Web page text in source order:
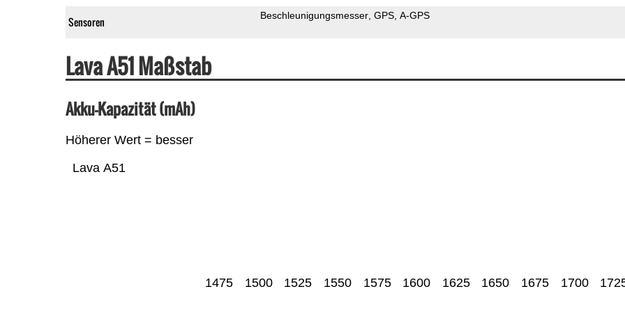
Sensoren Beschleunigungsmesser GPS A-GPS
Lava A51 Maßstab
Akku-Kapazität (mAh)
Höherer Wert = besser
Lava A51
1475 1500 1525 1550 1575 1600 1625 1650 1675 1700